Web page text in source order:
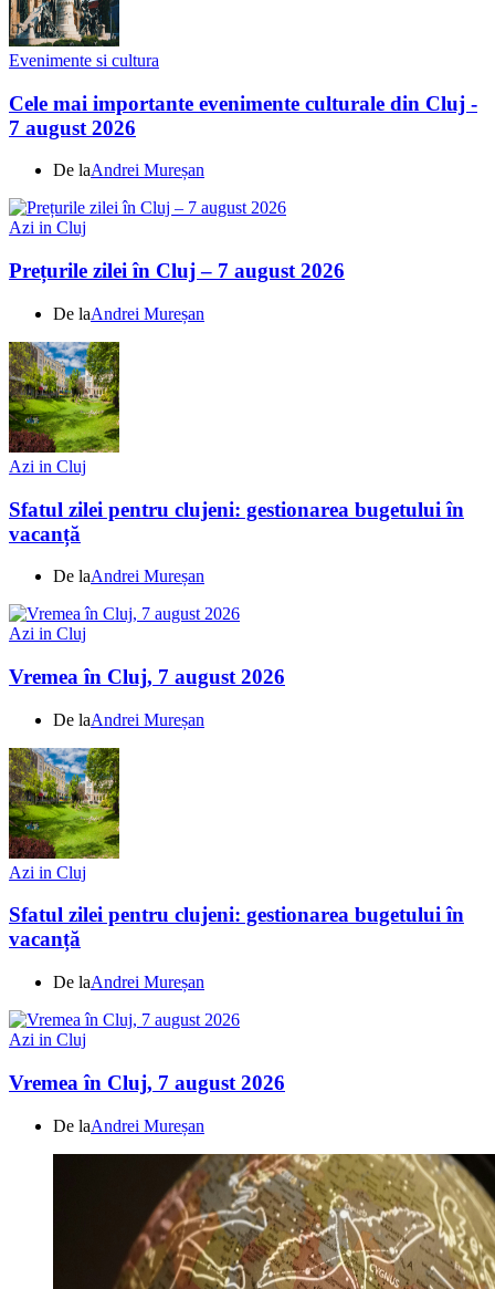
Evenimente si cultura
Cele mai importante evenimente culturale din Cluj -
7 august 2026
De laAndrei Mureșan
Azi in Cluj
Prețurile zilei în Cluj – 7 august 2026
De laAndrei Mureșan
Azi in Cluj
Sfatul zilei pentru clujeni: gestionarea bugetului în
vacanță
De laAndrei Mureșan
Azi in Cluj
Vremea în Cluj, 7 august 2026
De laAndrei Mureșan
Azi in Cluj
Sfatul zilei pentru clujeni: gestionarea bugetului în
vacanță
De laAndrei Mureșan
Azi in Cluj
Vremea în Cluj, 7 august 2026
De laAndrei Mureșan